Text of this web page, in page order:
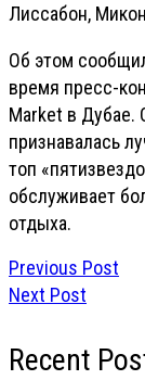
Лиссабон,
Об этом
время пресс-
Market в Дубае.
признавалась
топ
обслуживает
отдыха.
Previous Post
Next Post
Recent